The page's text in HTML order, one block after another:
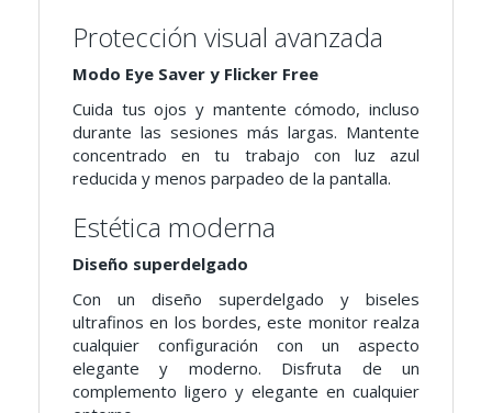
Protección visual avanzada
Modo Eye Saver y Flicker Free
Cuida tus ojos y mantente cómodo, incluso
durante las sesiones más largas. Mantente
concentrado en tu trabajo con luz azul
reducida y menos parpadeo de la pantalla.
Estética moderna
Diseño superdelgado
Con un diseño superdelgado y biseles
ultrafinos en los bordes, este monitor realza
cualquier configuración con un aspecto
elegante y moderno. Disfruta de un
complemento ligero y elegante en cualquier